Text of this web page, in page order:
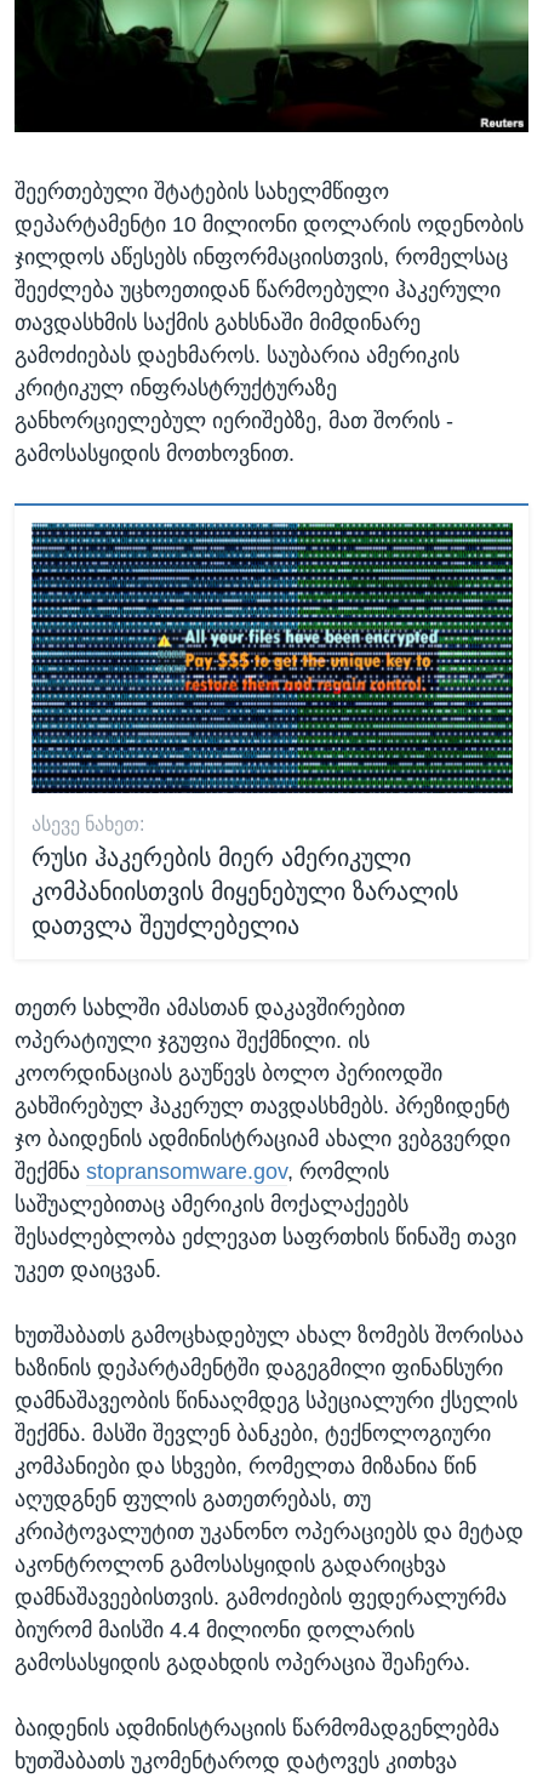
ᲡᲢᲣᲓᲘᲐ ᲕᲐᲨᲘᲜᲒᲢᲝᲜᲘ
ᲔᲙᲝᲜᲝᲛᲘᲙᲐ
ᲙᲣᲚᲢᲣᲠᲐ
ᲒᲐᲚᲘᲚᲔᲝ
ᲓᲔᲖᲘᲜᲤᲝᲠᲛᲐᲪᲘᲐ
Learning English
ენები
შეერთებული შტატების სახელმწიფო
დეპარტამენტი 10 მილიონი დოლარის ოდენობის
ჯილდოს აწესებს ინფორმაციისთვის, რომელსაც
შეეძლება უცხოეთიდან წარმოებული ჰაკერული
თავდასხმის საქმის გახსნაში მიმდინარე
გამოძიებას დაეხმაროს. საუბარია ამერიკის
კრიტიკულ ინფრასტრუქტურაზე
განხორციელებულ იერიშებზე, მათ შორის -
გამოსასყიდის მოთხოვნით.
ᲐᲡᲔᲕᲔ ᲜᲐᲮᲔᲗ:
რუსი ჰაკერების მიერ ამერიკული
კომპანიისთვის მიყენებული ზარალის
დათვლა შეუძლებელია
თეთრ სახლში ამასთან დაკავშირებით
ოპერატიული ჯგუფია შექმნილი. ის
კოორდინაციას გაუწევს ბოლო პერიოდში
გახშირებულ ჰაკერულ თავდასხმებს. პრეზიდენტ
ჯო ბაიდენის ადმინისტრაციამ ახალი ვებგვერდი
შექმნა stopransomware.gov, რომლის
საშუალებითაც ამერიკის მოქალაქეებს
შესაძლებლობა ეძლევათ საფრთხის წინაშე თავი
უკეთ დაიცვან.
ხუთშაბათს გამოცხადებულ ახალ ზომებს შორისაა
ხაზინის დეპარტამენტში დაგეგმილი ფინანსური
დამნაშავეობის წინააღმდეგ სპეციალური ქსელის
შექმნა. მასში შევლენ ბანკები, ტექნოლოგიური
კომპანიები და სხვები, რომელთა მიზანია წინ
აღუდგნენ ფულის გათეთრებას, თუ
კრიპტოვალუტით უკანონო ოპერაციებს და მეტად
აკონტროლონ გამოსასყიდის გადარიცხვა
დამნაშავეებისთვის. გამოძიების ფედერალურმა
ბიურომ მაისში 4.4 მილიონი დოლარის
გამოსასყიდის გადახდის ოპერაცია შეაჩერა.
ბაიდენის ადმინისტრაციის წარმომადგენლებმა
ხუთშაბათს უკომენტაროდ დატოვეს კითხვა